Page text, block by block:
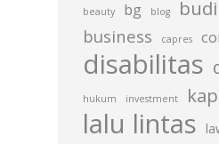
beauty bg blog
business capres
disabilitas
hukum investment
lalu lintas